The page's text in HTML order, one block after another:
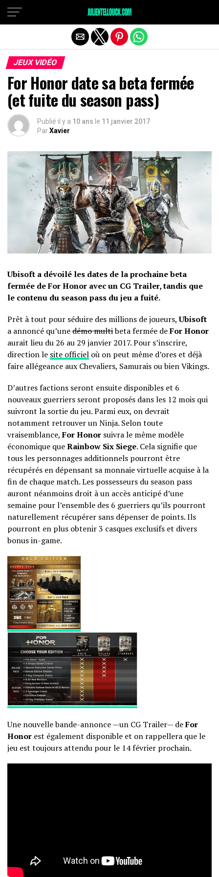
JEUX VIDÉO
For Honor date sa beta fermée
(et fuite du season pass)
Publié il y a 10 ans le 11 janvier 2017
ParXavier
Ubisoft a dévoilé les dates de la prochaine beta
fermée de For Honor avec un CG Trailer, tandis que
le contenu du season pass du jeu a fuité.
Prêt à tout pour séduire des millions de joueurs,Ubisoft
a annoncé qu’unedémo multibeta fermée deFor Honor
aurait lieu du 26 au 29 janvier 2017. Pour s’inscrire,
direction le site officiel où on peut même d’ores et déjà
faire allégeance aux Chevaliers, Samurais ou bien Vikings.
D’autres factions seront ensuite disponibles et 6
nouveaux guerriers seront proposés dans les 12 mois qui
suivront la sortie du jeu. Parmi eux, on devrait
notamment retrouver un Ninja. Selon toute
vraisemblance,For Honor suivra le même modèle
économique queRainbow Six Siege. Cela signifie que
tous les personnages additionnels pourront être
récupérés en dépensant sa monnaie virtuelle acquise à la
fin de chaque match. Les possesseurs du season pass
auront néanmoins droit à un accès anticipé d’une
semaine pour l’ensemble des 6 guerriers qu’ils pourront
naturellement récupérer sans dépenser de points. Ils
pourront en plus obtenir 3 casques exclusifs et divers
bonus in-game.
Une nouvelle bande-annonce —un CG Trailer— deFor
Honor est également disponible et on rappellera que le
jeu est toujours attendu pour le 14 février prochain.